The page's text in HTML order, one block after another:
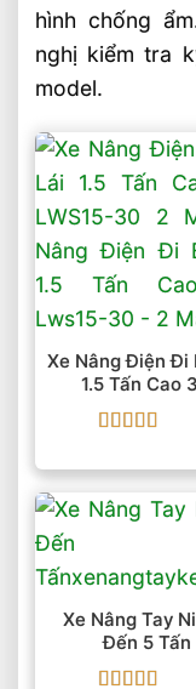
hình chống
nghị kiểm tra
model.
Xe Nâng Điện Đi
1.5 Tấn Cao
LWS15-30 2
hạng55 sao
Xe Nâng Tay
Đến 5 Tấn